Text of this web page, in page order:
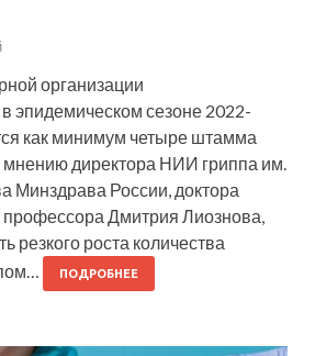
организации
эпидемическом сезоне 2022-
как минимум четыре штамма
мнению директора НИИ гриппа им.
Минздрава России, доктора
профессора Дмитрия Лиознова,
резкого роста количества
ПОДРОБНЕЕ